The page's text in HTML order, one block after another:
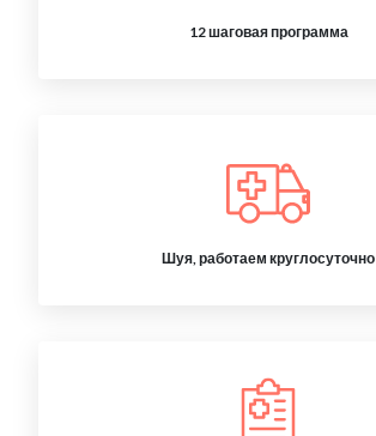
12 шаговая программа
Шуя, работаем круглосуточно